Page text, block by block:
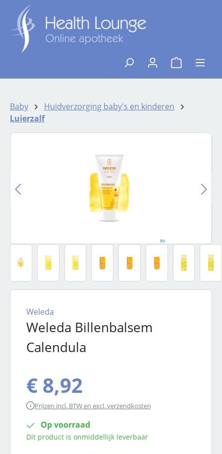
Ga naar de hoofdinhoud
{1}De
Baby
Huidverzorging baby's en kinderen
Luierzalf
Afbeeldingengalerij overslaan
Weleda Billenbalsem
Calendula
Weleda
€ 8,92
Prijzen incl. BTW en excl. verzendkosten
Op voorraad
Dit product is onmiddellijk leverbaar